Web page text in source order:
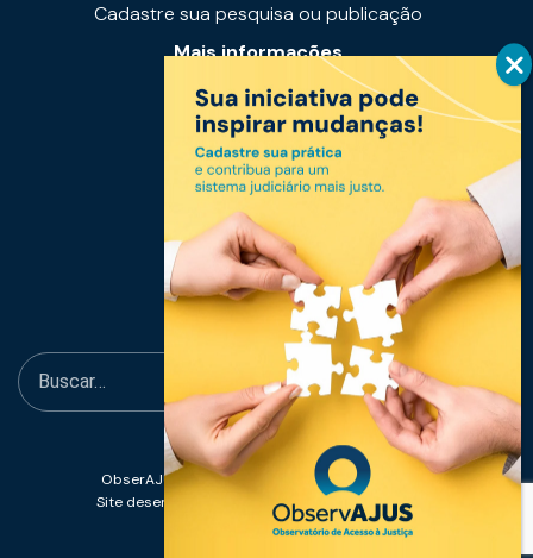
Cadastre sua pesquisa ou publicação
Mais informações
Notícias
Links úteis
Fale conosco
ObserAJUS - Observatório de Acesso à Justiça
Site desenvolvido por
Abissal Design Estratégico